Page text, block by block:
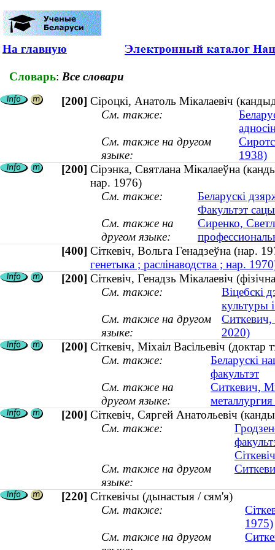
На главную
Словарь: Все словари
[200] Сіроцкі, Анатоль Мікалаевіч
См. также:
См. также на другом
языке:
1938)
[200] Сірэнка, Святлана Мікалаеўна
нар. 1976)
См. также:
Беларускі
Факультэт
См. также на
другом языке:
Сиренко,
[400] Сіткевіч, Вольга Генадзеўна (нар.
генетыка ; раслінаводства ; нар.
[200] Сіткевіч, Генадзь Мікалаевіч
См. также:
Віцебскі
культуры
См. также на другом
языке:
2020)
[200] Сіткевіч, Міхаіл Васільевіч
См. также:
Беларускі
факультэт
См. также на
другом языке:
Ситкевич,
[200] Сіткевіч, Сяргей Анатольевіч
См. также:
См. также на другом
языке:
[220] Сіткевічы (дынастыя / сям'я)
См. также:
1975)
См. также на другом